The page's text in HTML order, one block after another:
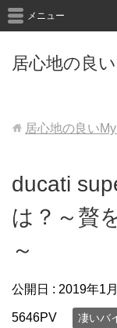
居心地の良
メニュー
居心地の良い
ducati
は？～贅
～
公開日 : 2019年1
5646PV 凄いバ